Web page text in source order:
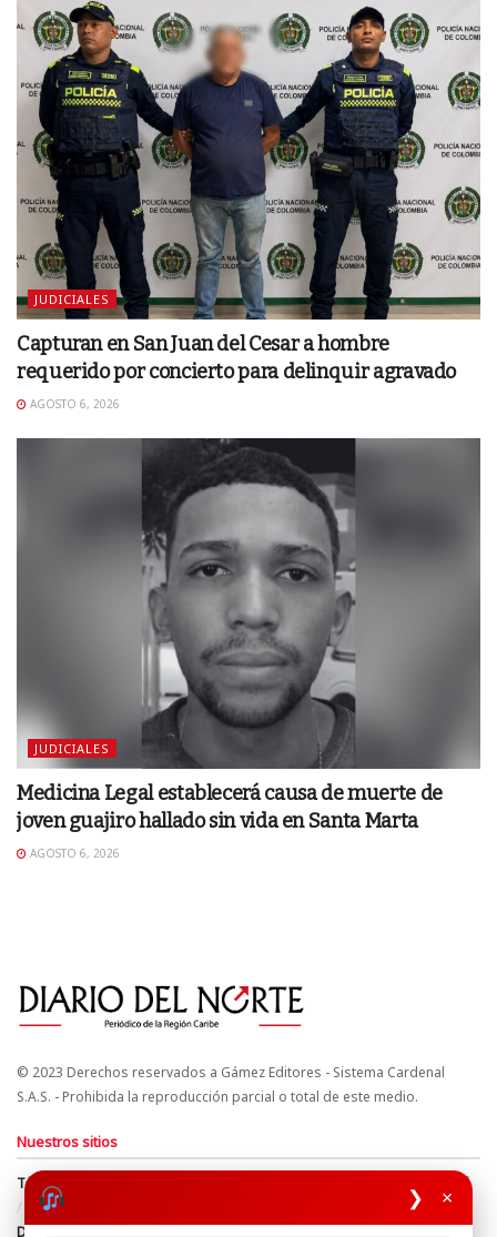
❯ ×
JUDICIALES
Capturan en San Juan del Cesar a hombre
requerido por concierto para delinquir agravado
AGOSTO 6, 2026
JUDICIALES
Medicina Legal establecerá causa de muerte de
joven guajiro hallado sin vida en Santa Marta
AGOSTO 6, 2026
© 2023 Derechos reservados a Gámez Editores - Sistema Cardenal
S.A.S. - Prohibida la reproducción parcial o total de este medio.
Nuestros sitios
Términos y Condiciones
Derechos de Autor y Propiedad Intelectual
Política de uso de cookies
Política de Tratamiento de Datos
Directrices Editoriales